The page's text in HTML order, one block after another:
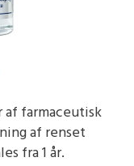
af farmaceutisk
af renset
fra 1 år.